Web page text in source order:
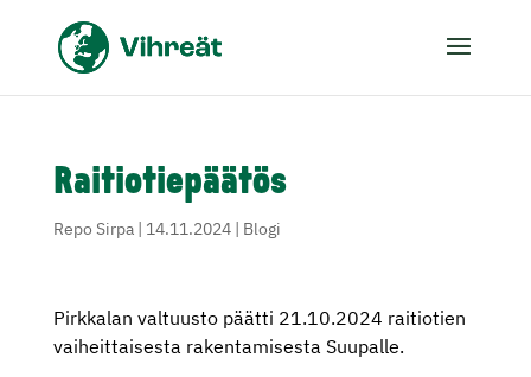
Raitiotiepäätös
Repo Sirpa| 14.11.2024| Blogi
Pirkkalan valtuusto päätti 21.10.2024 raitiotien
vaiheittaisesta rakentamisesta Suupalle.